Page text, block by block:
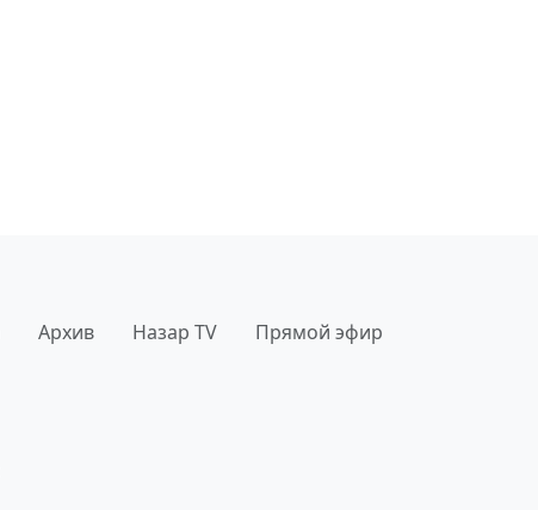
Архив Назар TV Прямой эфир